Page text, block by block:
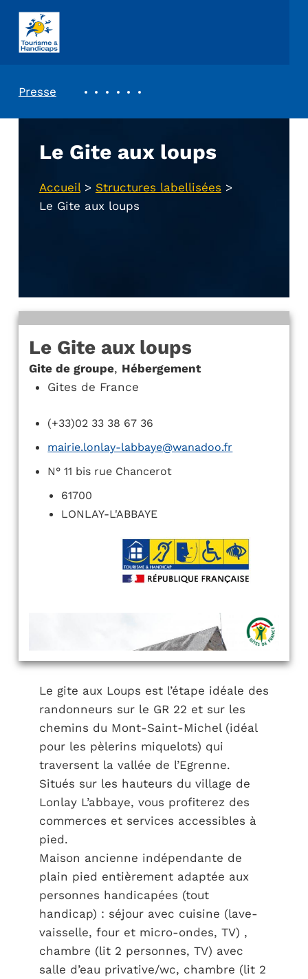
ASSOCIATION TOURISME ET HANDICAPS
Presse
Le Gite aux loups
Accueil> Structures labellisées >
Le Gite aux loups
Le Gite aux loups
Gite de groupe, Hébergement
Gites de France
(+33)02 33 38 67 36
mairie.lonlay-labbaye@wanadoo.fr
N° 11 bis rue Chancerot
61700
LONLAY-L'ABBAYE
Le gite aux Loups est l’étape idéale des
randonneurs sur le GR 22 et sur les
chemins du Mont-Saint-Michel (idéal
pour les pèlerins miquelots) qui
traversent la vallée de l’Egrenne.
Situés sur les hauteurs du village de
Lonlay L’abbaye, vous profiterez des
commerces et services accessibles à
pied.
Maison ancienne indépendante de
plain pied entièrement adaptée aux
personnes handicapées (tout
handicap) : séjour avec cuisine (lave-
vaisselle, four et micro-ondes, TV) ,
chambre (lit 2 personnes, TV) avec
salle d’eau privative/wc, chambre (lit 2